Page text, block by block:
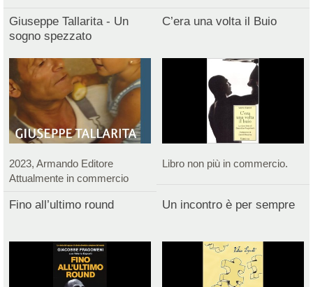
Giuseppe Tallarita - Un
sogno spezzato
2023, Armando Editore
Attualmente in commercio
C’era una volta il Buio
Libro non più in commercio.
Fino all’ultimo round Un incontro è per sempre